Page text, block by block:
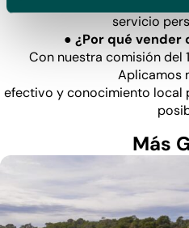
agentes tradicionales.
servicio
● ¿Por qué vender
Con nuestra comisión del
Aplicamos
efectivo y conocimiento local
Más